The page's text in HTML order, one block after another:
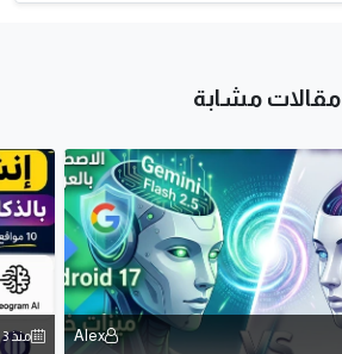
مقالات مشابة
Alex منذ 3 أيام